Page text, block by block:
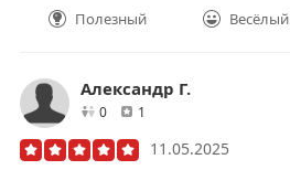
Полезный Весёлый
Александр Г.
0друзей1
11.05.2025